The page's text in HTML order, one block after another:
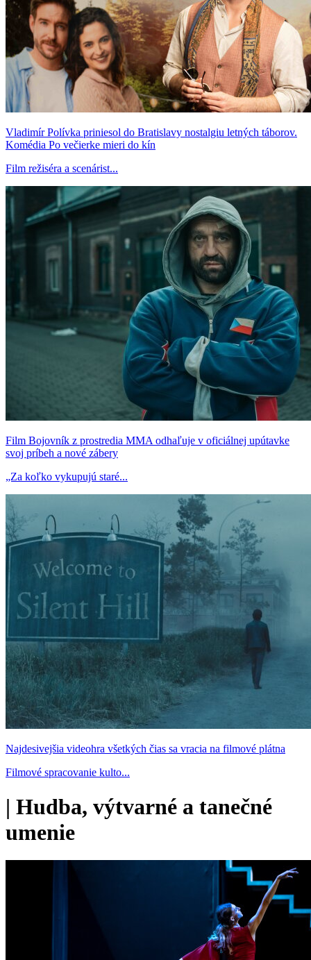
Vladimír Polívka priniesol do Bratislavy nostalgiu letných táborov.
Komédia Po večierke mieri do kín
Film režiséra a scenárist...
Film Bojovník z prostredia MMA odhaľuje v oficiálnej upútavke
svoj príbeh a nové zábery
„Za koľko vykupujú staré...
Najdesivejšia videohra všetkých čias sa vracia na filmové plátna
Filmové spracovanie kulto...
| Hudba, výtvarné a tanečné
umenie